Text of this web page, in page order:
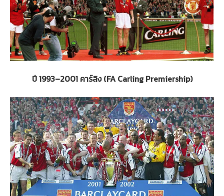
ปี 1993–2001 คาร์ลิง (FA Carling Premiership)